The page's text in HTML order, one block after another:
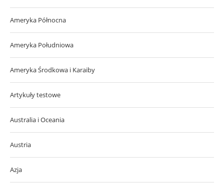
Ameryka Północna
Ameryka Południowa
Ameryka Środkowa i Karaiby
Artykuły testowe
Australia i Oceania
Austria
Azja